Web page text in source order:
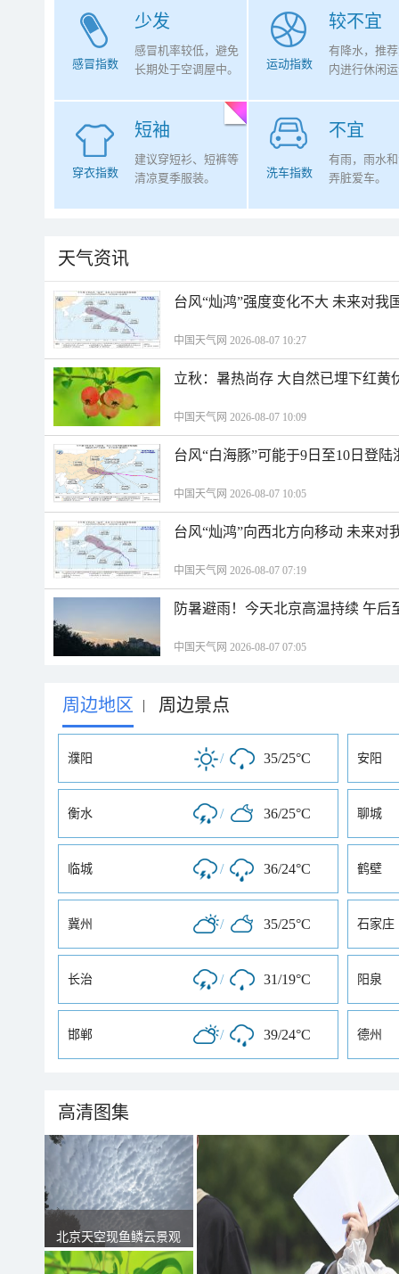
少发
感冒指数
感冒机率较低，避免
长期处于空调屋中。
较不宜
运动指数
有降水，推
内进行休闲
短袖
穿衣指数
建议穿短衫、短裤等
清凉夏季服装。
不宜
洗车指数
有雨，雨水
弄脏爱车。
天气资讯
台风“灿鸿”强度变化不大 未来对我
中国天气网 2026-08-07 10:27
立秋：暑热尚存 大自然已埋下红黄
中国天气网 2026-08-07 10:09
台风“白海豚”可能于9日至10日登陆
中国天气网 2026-08-07 10:05
台风“灿鸿”向西北方向移动 未来对
中国天气网 2026-08-07 07:19
防暑避雨！今天北京高温持续 午
中国天气网 2026-08-07 07:05
周边地区 | 周边景点
濮阳 / 35/25°C 安阳
衡水 / 36/25°C 聊城
临城 / 36/24°C 鹤壁
冀州 / 35/25°C 石家庄
长治 / 31/19°C 阳泉
邯郸 / 39/24°C 德州
高清图集
北京天空现鱼鳞云景观